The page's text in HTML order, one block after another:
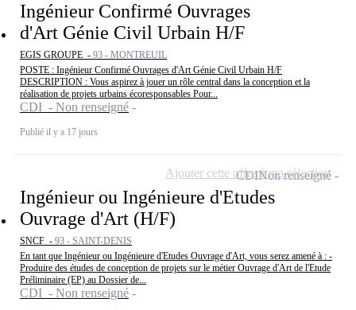
Ingénieur Confirmé Ouvrages
d'Art Génie Civil Urbain H/F
EGIS GROUPE - 93 - MONTREUIL
POSTE : Ingénieur Confirmé Ouvrages d'Art Génie Civil Urbain H/F
DESCRIPTION : Vous aspirez à jouer un rôle central dans la conception et la
réalisation de projets urbains écoresponsables Pour...
CDI - Non renseigné
Publié il y a 17 jours
Ingénieur ou Ingénieure d'Etudes
Ouvrage d'Art (H/F)
SNCF - 93 - SAINT-DENIS
En tant que Ingénieur ou Ingénieure d'Etudes Ouvrage d'Art, vous serez amené à : -
Produire des études de conception de projets sur le métier Ouvrage d'Art de l'Etude
Préliminaire (EP) au Dossier de...
CDI - Non renseigné
CDINon renseigné
Ajouter cette offre à ma sélection